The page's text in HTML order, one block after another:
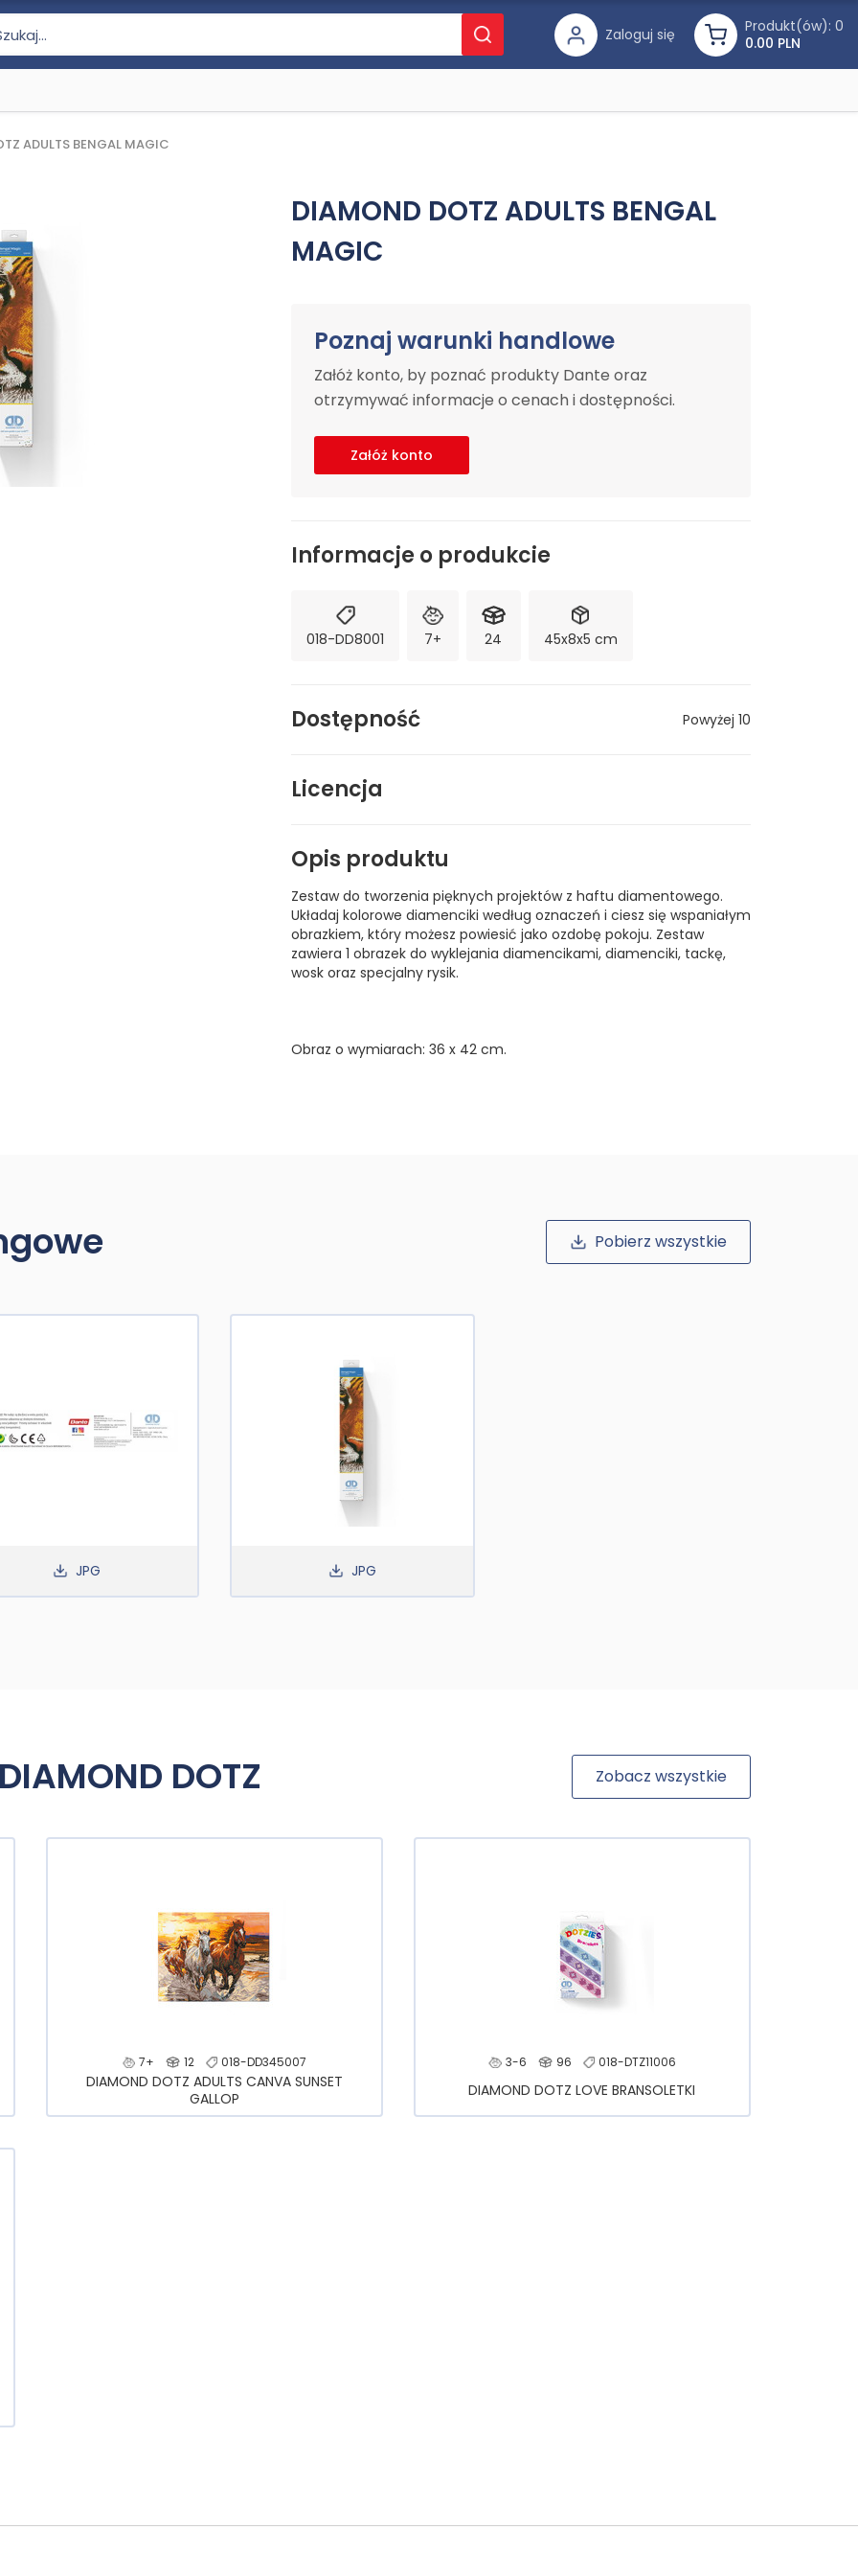
Produkt(ów): 0
0.00 PLN
Zaloguj się
ADULTS BENGAL MAGIC
DIAMOND DOTZ ADULTS BENGAL
MAGIC
Poznaj warunki handlowe
Załóż konto, by poznać produkty Dante oraz
otrzymywać informacje o cenach i dostępności.
Załóż konto
Informacje o produkcie
018-DD8001 7+ 24 45x8x5 cm
Dostępność Powyżej 10
Licencja
Opis produktu
Zestaw do tworzenia pięknych projektów z haftu diamentowego.
Układaj kolorowe diamenciki według oznaczeń i ciesz się wspaniałym
obrazkiem, który możesz powiesić jako ozdobę pokoju. Zestaw
zawiera 1 obrazek do wyklejania diamencikami, diamenciki, tackę,
wosk oraz specjalny rysik.
Obraz o wymiarach: 36 x 42 cm.
Pobierz wszystkie
JPG JPG
DOTZ Zobacz wszystkie
7+ 12 018-DD345007
DIAMOND DOTZ ADULTS CANVA SUNSET
GALLOP
3-6 96 018-DTZ11006
DIAMOND DOTZ LOVE BRANSOLETKI